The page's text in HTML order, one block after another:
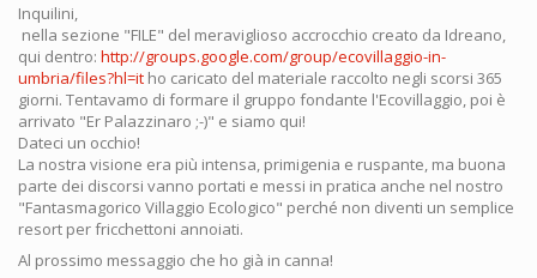
Inquilini,
nella sezione "FILE" del meraviglioso accrocchio creato da Idreano,
qui dentro: http://groups.google.com/group/ecovillaggio-in-
umbria/files?hl=it ho caricato del materiale raccolto negli scorsi 365
giorni. Tentavamo di formare il gruppo fondante l'Ecovillaggio, poi è
arrivato "Er Palazzinaro ;-)" e siamo qui!
Dateci un occhio!
La nostra visione era più intensa, primigenia e ruspante, ma buona
parte dei discorsi vanno portati e messi in pratica anche nel nostro
"Fantasmagorico Villaggio Ecologico" perché non diventi un semplice
resort per fricchettoni annoiati.
Al prossimo messaggio che ho già in canna!